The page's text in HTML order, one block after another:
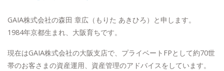
GAIA株式会社の森​田​ ​章​広（もりた あきひろ）と申します。
1984年京都生まれ、大阪育ちです。
現在はGAIA株式会社の大阪支店で、プライベートFPとして約70世
帯のお客さまの資産運用、資産管理のアドバイスをしています。